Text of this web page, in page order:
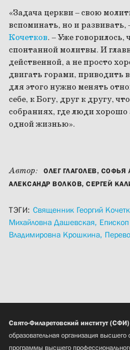
«Задача церкви – свою
вспоминать, но и развивать,
Кочетков. – Уже
спонтанной молитвы. И
действенной, а не просто
двигать горами, приводить
для этого нужно менять
себе, к Богу, друг к другу,
собраниях, где люди
одной жизнью».
Автор: ОЛЕГ ГЛАГОЛЕВ, СОФЬЯ
АЛЕКСАНДР ВОЛКОВ, СЕРГЕЙ
ТЭГИ: Священник Георгий
Михайловна Дашевская,
Владимировна Крошкина,
Свято-Филаретовский институт (СФИ)
образовательная организация высшего
программы высшего